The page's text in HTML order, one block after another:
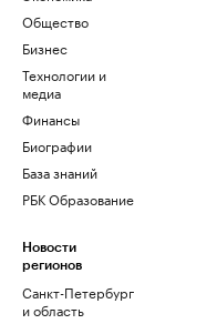
Общество
Бизнес
Технологии и
медиа
Финансы
Биографии
База знаний
РБК Образование
Новости
регионов
Санкт-Петербург
и область